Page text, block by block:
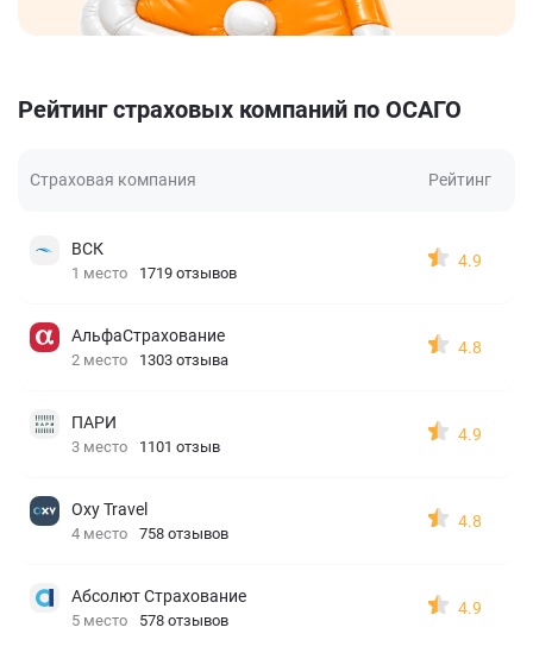
Рейтинг страховых компаний по ОСАГО
Страховая компания Рейтинг
ВСК
1 место 1719 отзывов
4.9
АльфаСтрахование
2 место 1303 отзыва
4.8
ПАРИ
3 место 1101 отзыв
4.9
Oxy Travel
4 место 758 отзывов
4.8
Абсолют Страхование
5 место 578 отзывов
4.9